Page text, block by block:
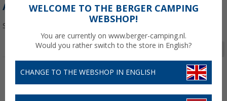
AUTO ORGANIZERS & OPBERGTASSEN
Sorteren:
Pagina 1 van 2
-4%
WELCOME TO THE BERGER CAMPING
WEBSHOP!
You are currently on www.berger-camping.nl.
Would you rather switch to the store in English?
CHANGE TO THE WEBSHOP IN ENGLISH